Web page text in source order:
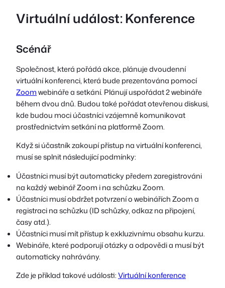
Spanish
French
Polish
Greek
Virtuální událost: Konference
Scénář
Společnost, která pořádá akce, plánuje dvoudenní
virtuální konferenci, která bude prezentována pomocí
Zoomwebináře a setkání. Plánují uspořádat 2 webináře
během dvou dnů. Budou také pořádat otevřenou diskusi,
kde budou moci účastníci vzájemně komunikovat
prostřednictvím setkání na platformě Zoom.
Když si účastník zakoupí přístup na virtuální konferenci,
musí se splnit následující podmínky:
Účastníci musí být automaticky předem zaregistrováni
na každý webinář Zoom i na schůzku Zoom.
Účastníci musí obdržet potvrzení o webinářích Zoom a
registraci na schůzku (ID schůzky, odkaz na připojení,
časy atd.).
Účastníci musí mít přístup k exkluzivnímu obsahu kurzu.
Webináře, které podporují otázky a odpovědi a musí být
automaticky nahrávány.
Zde je příklad takové události:Virtuální konference